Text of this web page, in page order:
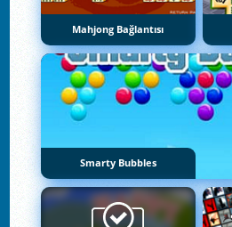
Mahjong Bağlantısı
Smarty Bubbles